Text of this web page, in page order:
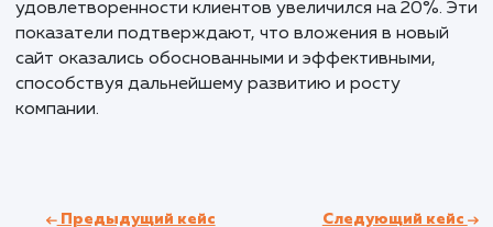
доступной для потенциальных клиентов.